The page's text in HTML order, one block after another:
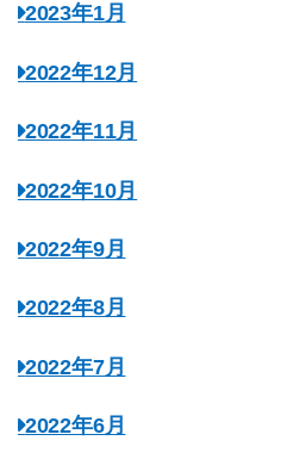
2023年1月
2022年12月
2022年11月
2022年10月
2022年9月
2022年8月
2022年7月
2022年6月